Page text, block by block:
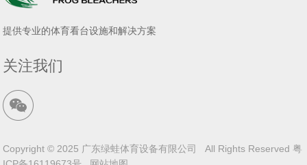
提供专业的体育看台设施和解决方案
关注我们
Copyright © 2025 广东绿蛙体育设备有限公司 All Rights Reserved 粤